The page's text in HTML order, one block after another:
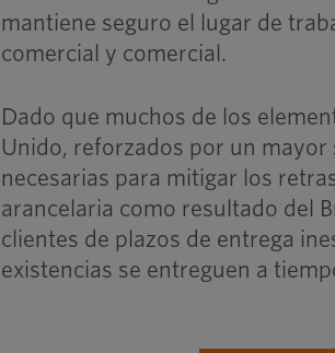
mantiene seguro el lugar de
comercial y comercial.
Dado que muchos de los
Unido, reforzados por un
necesarias para mitigar los
arancelaria como resultado del
clientes de plazos de entrega
existencias se entreguen a